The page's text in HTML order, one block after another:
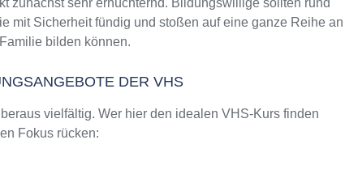
zunächst sehr ernüchternd. Bildungswillige sollten rund
mit Sicherheit fündig und stoßen auf eine ganze Reihe an
bilden können.
DER VHS
vielfältig. Wer hier den idealen VHS-Kurs finden
Fokus rücken: